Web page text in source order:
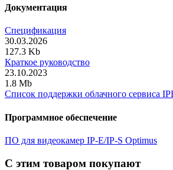
Документация
Спецификация
30.03.2026
127.3 Kb
Краткое руководство
23.10.2023
1.8 Mb
Список поддержки облачного сервиса
Программное обеспечение
ПО для видеокамер IP-E/IP-S Optimus
C этим товаром покупают